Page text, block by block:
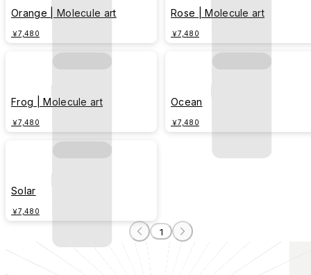
Orange | Molecule art
￥7,480
Rose | Molecule art
￥7,480
Frog | Molecule art
￥7,480
Ocean
￥7,480
Solar
￥7,480
1